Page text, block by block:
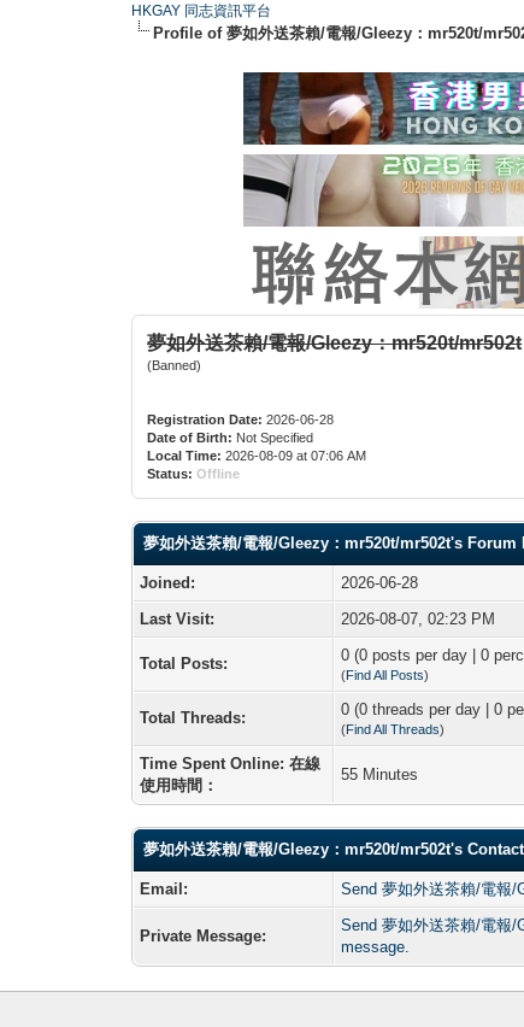
HKGAY 同志資訊平台
Profile of 夢如外送茶賴/電報/Gleezy：mr520t/
夢如外送茶賴/電報/Gleezy：mr520t/mr502t
(Banned)
Registration Date: 2026-06-28
Date of Birth: Not Specified
Local Time: 2026-08-09 at 07:06 AM
Status: Offline
夢如外送茶賴/電報/Gleezy：mr520t/mr502t's Forum
Joined:
2026-06-28
Last Visit:
2026-08-07, 02:23 PM
Total Posts: 0 (0 posts per day | 0
(Find All Posts)
Total Threads: 0 (0 threads per day | 0
(Find All Threads)
Time Spent Online: 在線
使用時間：
55 Minutes
夢如外送茶賴/電報/Gleezy：mr520t/mr502t's
Email: Send 夢如外送茶賴/電報/
Private Message:
Send 夢如外送茶賴/電報/
message.